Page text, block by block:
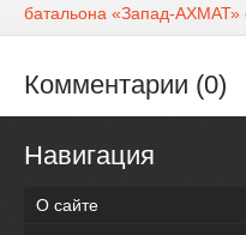
батальона «Запад-АХМАТ»
Комментарии (0)
Навигация
О сайте